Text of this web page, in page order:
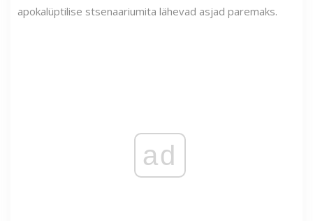
apokalüptilise stsenaariumita lähevad asjad paremaks.
ad